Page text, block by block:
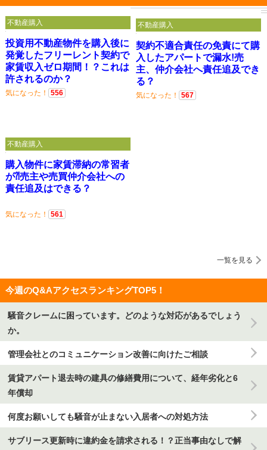
投資用不動産物件を購入後に
発覚したフリーレント契約で
家賃収入ゼロ期間！？これは
許されるのか？
気になった！ 556
不動産購入
契約不適合責任の免責にて購
入したアパートで漏水!売
主、仲介会社へ責任追及でき
る？
気になった！ 567
不動産購入
購入物件に家賃滞納の常習者
が⁈売主や売買仲介会社への
責任追及はできる？
気になった！ 561
不動産購入
一覧を見る
今週のQ&AアクセスランキングTOP5！
騒音クレームに困っています。どのような対応があるでしょう
か。
管理会社とのコミュニケーション改善に向けたご相談
賃貸アパート退去時の建具の修繕費用について、経年劣化と6
年償却
何度お願いしても騒音が止まない入居者への対処方法
サブリース更新時に違約金を請求される！？正当事由なしで解